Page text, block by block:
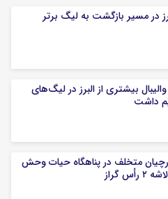
در مسیر بازگشت به لیگ برتر
بیشتری از البرز در لیگ‌های
داشت
متخلف در پناهگاه حیات وحش
گراز